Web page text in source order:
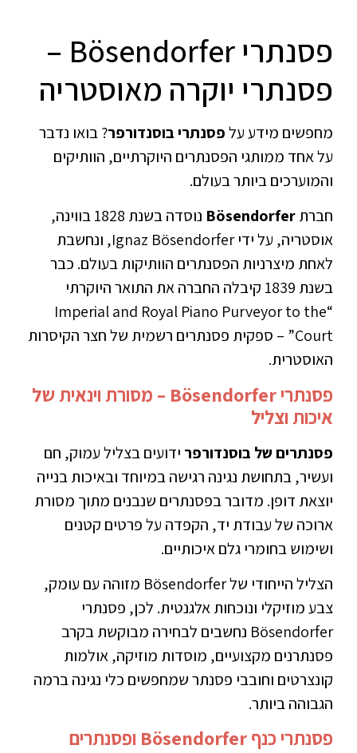
פסנתרי Bösendorfer –
פסנתרי יוקרה מאוסטריה
מחפשים מידע עלפסנתרי בוסנדורפר? בואו נדבר
על אחד ממותגי הפסנתרים היוקרתיים, הוותיקים
והמוערכים ביותר בעולם.
חברתBösendorfer
נוסדה בשנת 1828 בווינה,
אוסטריה, על ידי Ignaz Bösendorfer, ונחשבת
לאחת מיצרניות הפסנתרים הוותיקות בעולם. כבר
בשנת 1839 קיבלה החברה את התואר היוקרתי
“Imperial and Royal Piano Purveyor to the
Court” – ספקית פסנתרים רשמית של חצר הקיסרות
האוסטרית.
פסנתרי Bösendorfer – מסורת וינאית של
איכות וצליל
פסנתרים של בוסנדורפר ידועים בצליל עמוק, חם
ועשיר, בתחושת נגינה רגישה במיוחד ובאיכות בנייה
יוצאת דופן. מדובר בפסנתרים שנבנים מתוך מסורת
ארוכה של עבודת יד, הקפדה על פרטים קטנים
ושימוש בחומרי גלם איכותיים.
הצליל הייחודי של Bösendorfer מזוהה עם עומק,
צבע מוזיקלי ונוכחות אלגנטית. לכן, פסנתרי
Bösendorfer נחשבים לבחירה מבוקשת בקרב
פסנתרנים מקצועיים, מוסדות מוזיקה, אולמות
קונצרטים וחובבי פסנתר שמחפשים כלי נגינה ברמה
הגבוהה ביותר.
פסנתרי כנף Bösendorfer ופסנתרים